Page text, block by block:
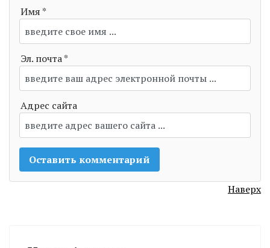
Имя *
Эл. почта *
Адрес сайта
Наверх